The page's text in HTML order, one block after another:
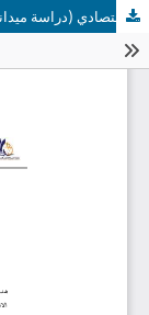
مدى إمكانية تطبيق أدوات التحول الرقمي لتعزيز كفاءة الأداء الاقتصادي (دراسة ميدانية على أعضاء هيئة التدريس بمنطقة الجبل الغربي )